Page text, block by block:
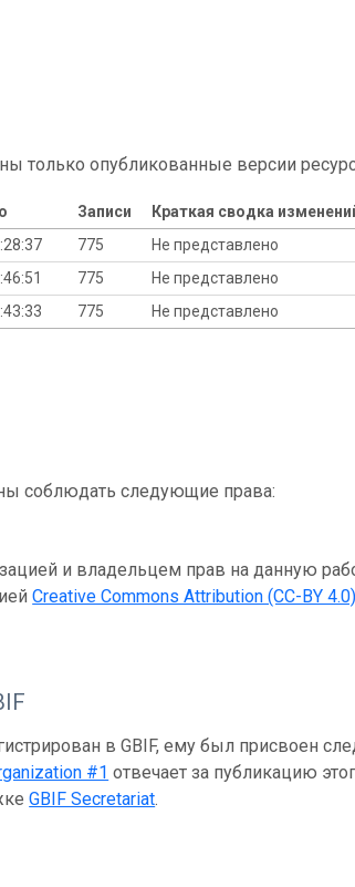
только опубликованные версии
Записи Краткая сводка
775 Не представлено
775 Не представлено
775 Не представлено
соблюдать следующие права:
и владельцем прав на данную
Creative Commons Attribution (CC-BY
в GBIF, ему был присвоен
#1 отвечает за публикацию
GBIF Secretariat.